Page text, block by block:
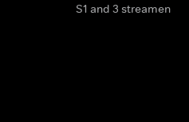
S1 and 3 streamen